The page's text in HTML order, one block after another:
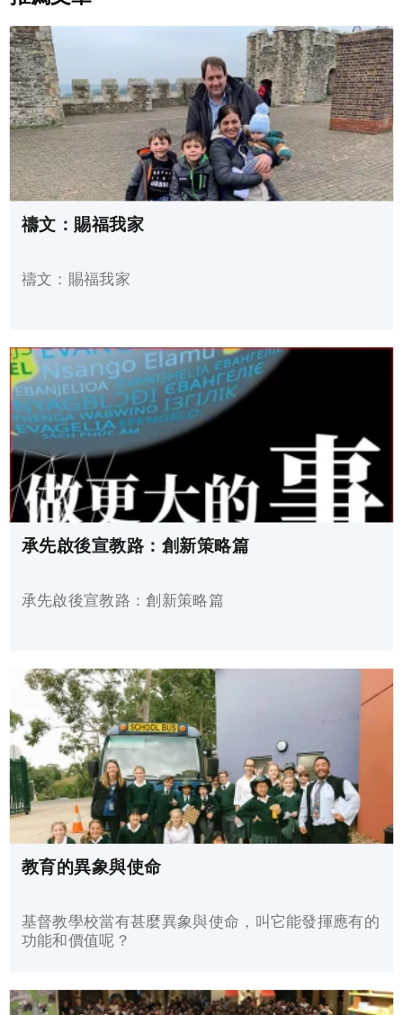
禱文：賜福我家
禱文：賜福我家
承先啟後宣教路：創新策略篇
承先啟後宣教路：創新策略篇
教育的異象與使命
基督教學校當有甚麼異象與使命，叫它能發揮應有的
功能和價值呢？